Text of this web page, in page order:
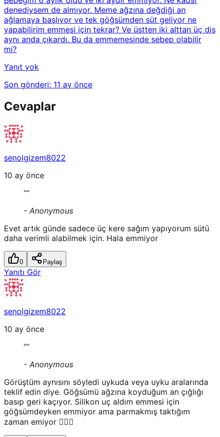
denediysem de almıyor. Meme ağzına değdiği an
ağlamaya başlıyor ve tek göğsümden süt geliyor ne
yapabilirim emmesi için tekrar? Ve üstten iki alttan üç diş
aynı anda çıkardı. Bu da emmemesinde sebep olabilir
mi?
Yanıt yok
Son gönderi: 11 ay önce
Cevaplar
senolgizem8022
10 ay önce
“”
- Anonymous
Evet artık günde sadece üç kere sağım yapıyorum sütü
daha verimli alabilmek için. Hala emmiyor
0 Paylaş
Yanıtı Gör
senolgizem8022
10 ay önce
“”
- Anonymous
Görüştüm aynısını söyledi uykuda veya uyku aralarında
teklif edin diye. Göğsümü ağzına koyduğum an çığlığı
basıp geri kaçıyor. Silikon uç aldım emmesi için
göğsümdeyken emmiyor ama parmakmış taktığım
zaman emiyor 🤦🏻‍♀️